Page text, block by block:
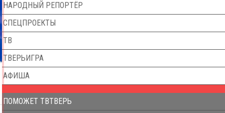
НАРОДНЫЙ РЕПОРТЁР
СПЕЦПРОЕКТЫ
ТВ
ТВЕРЬИГРА
АФИША
ПОМОЖЕТ ТВТВЕРЬ